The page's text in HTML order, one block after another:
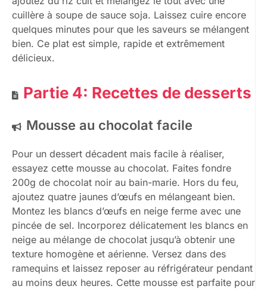
cuillère à soupe de sauce soja. Laissez cuire encore
quelques minutes pour que les saveurs se mélangent
bien. Ce plat est simple, rapide et extrêmement
délicieux.
Partie 4: Recettes de desserts
Mousse au chocolat facile
Pour un dessert décadent mais facile à réaliser,
essayez cette mousse au chocolat. Faites fondre
200g de chocolat noir au bain-marie. Hors du feu,
ajoutez quatre jaunes d’œufs en mélangeant bien.
Montez les blancs d’œufs en neige ferme avec une
pincée de sel. Incorporez délicatement les blancs en
neige au mélange de chocolat jusqu’à obtenir une
texture homogène et aérienne. Versez dans des
ramequins et laissez reposer au réfrigérateur pendant
au moins deux heures. Cette mousse est parfaite pour